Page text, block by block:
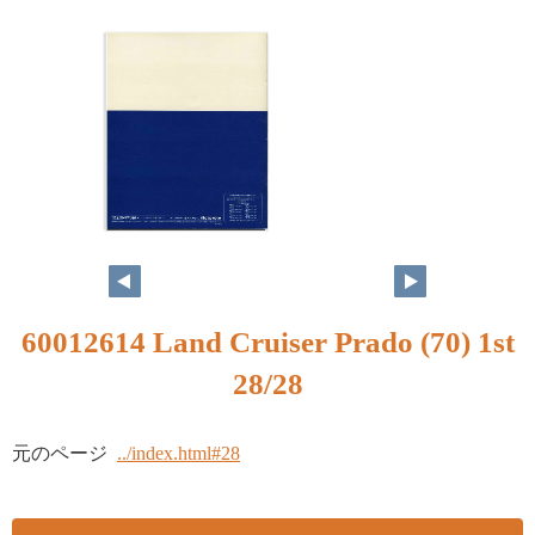
60012614 Land Cruiser Prado (70) 1st
28/28
元のページ ../index.html#28